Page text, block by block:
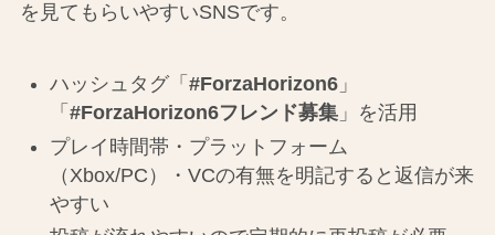
を見てもらいやすいSNSです。
ハッシュタグ「 #ForzaHorizon6」
「 #ForzaHorizon6フレンド募集」を活用
プレイ時間帯・プラットフォーム
（Xbox/PC）・VCの有無を明記すると返信が来
やすい